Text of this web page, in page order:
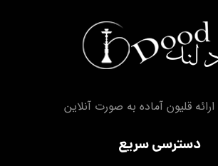
قلیون آماده به صورت آنلاین
دسترسی سریع